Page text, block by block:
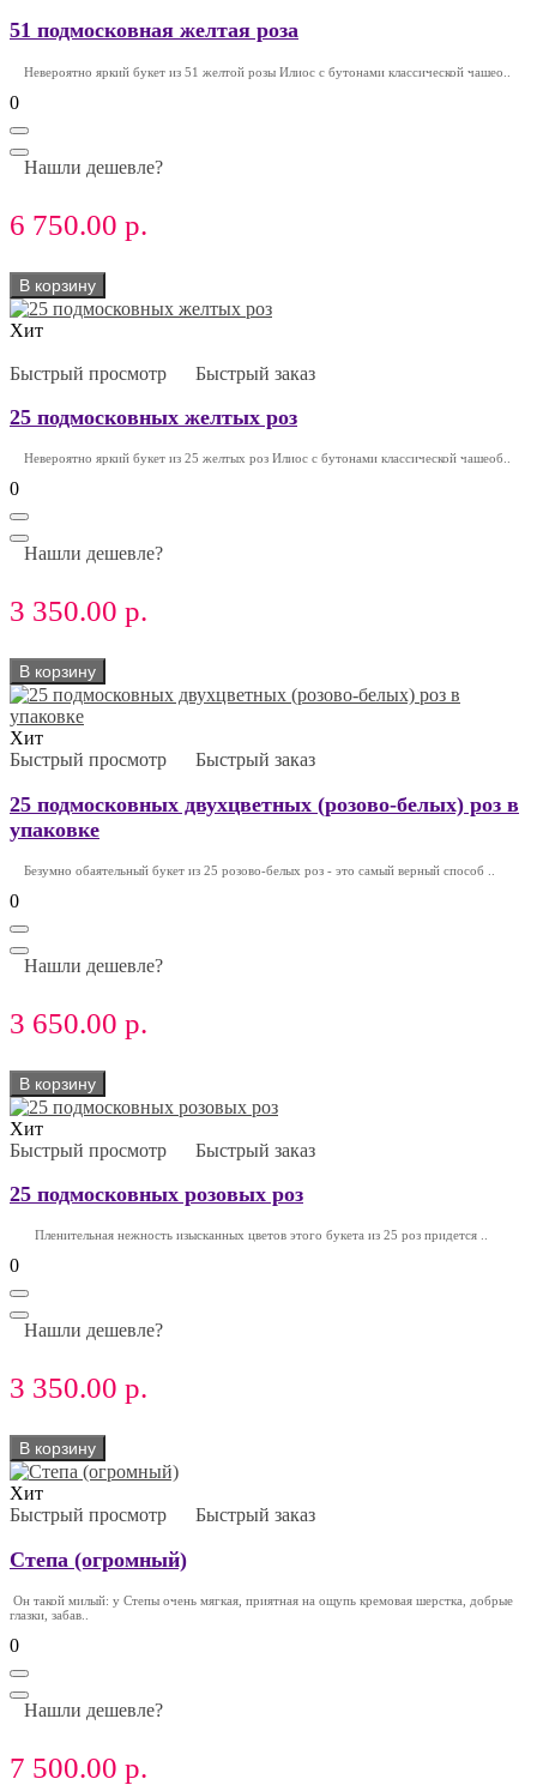
51 подмосковная желтая роза
Невероятно яркий букет из 51 желтой розы Илиос с бутонами классической чашео..
0
Нашли дешевле?
6 750.00 р.
В корзину
Хит
Быстрый просмотр Быстрый заказ
25 подмосковных желтых роз
Невероятно яркий букет из 25 желтых роз Илиос с бутонами классической чашеоб..
0
Нашли дешевле?
3 350.00 р.
В корзину
Хит
Быстрый просмотр
Быстрый заказ
25 подмосковных двухцветных (розово-белых) роз в
упаковке
Безумно обаятельный букет из 25 розово-белых роз - это самый верный способ ..
0
Нашли дешевле?
3 650.00 р.
В корзину
Хит
Быстрый просмотр
Быстрый заказ
25 подмосковных розовых роз
Пленительная нежность изысканных цветов этого букета из 25 роз придется ..
0
Нашли дешевле?
3 350.00 р.
В корзину
Хит
Быстрый просмотр
Быстрый заказ
Степа (огромный)
Он такой милый: у Степы очень мягкая, приятная на ощупь кремовая шерстка, добрые
глазки, забав..
0
Нашли дешевле?
7 500.00 р.